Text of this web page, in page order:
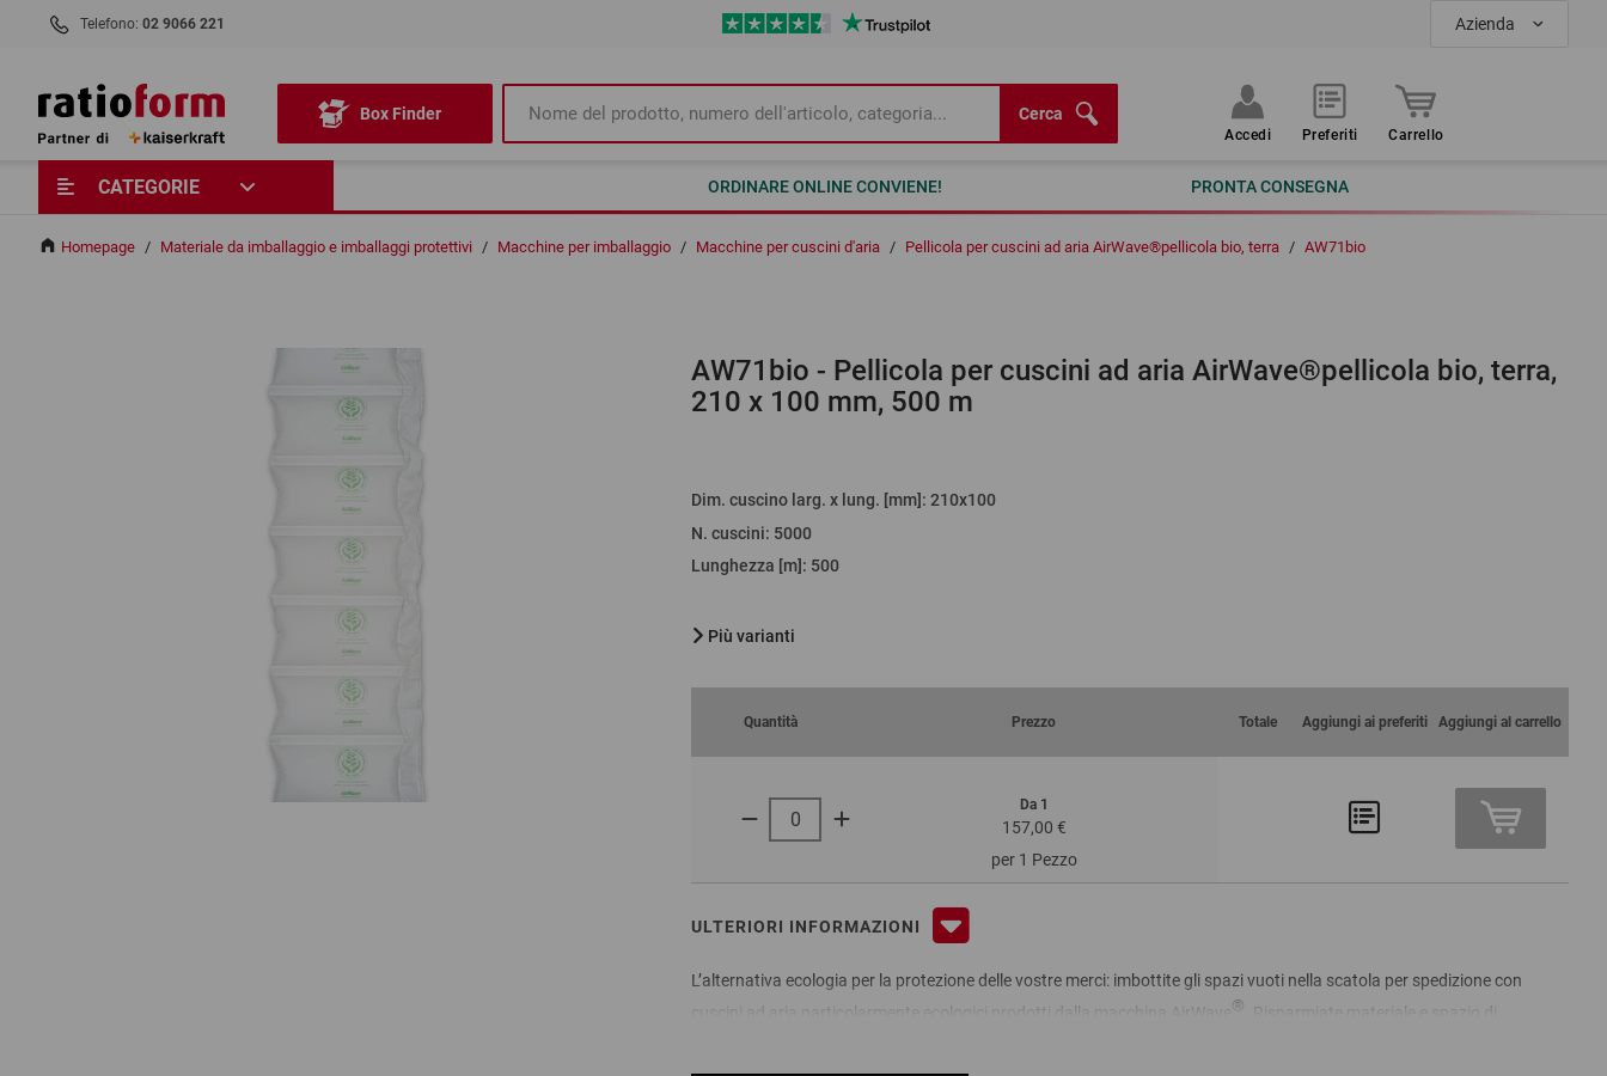
Telefono: 02 9066 221 Azienda
Box Finder Cerca
Accedi Preferiti Carrello
CATEGORIE ORDINARE ONLINE CONVIENE! PRONTA CONSEGNA
Homepage / Materiale da imballaggio e imballaggi protettivi / Macchine per imballaggio / Macchine per cuscini d'aria / Pellicola per cuscini ad aria AirWave®pellicola bio, terra / AW71bio
AW71bio - Pellicola per cuscini ad aria AirWave®pellicola bio, terra,
210 x 100 mm, 500 m
Dim. cuscino larg. x lung. [mm] : 210x100
N. cuscini: 5000
Lunghezza [m] : 500
Più varianti
Quantità Prezzo Totale Aggiungi ai preferiti Aggiungi al carrello
Da 1
157,00 €
per 1 Pezzo
ULTERIORI INFORMAZIONI
L’alternativa ecologia per la protezione delle vostre merci: imbottite gli spazi vuoti nella scatola per spedizione con
cuscini ad aria particolarmente ecologici prodotti dalla macchina AirWave ® . Risparmiate materiale e spazio di